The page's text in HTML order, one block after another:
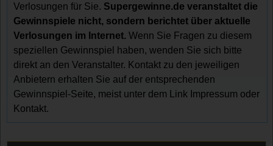
Verlosungen für Sie. Supergewinne.de veranstaltet die
Gewinnspiele nicht, sondern berichtet über aktuelle
Verlosungen im Internet. Wenn Sie Fragen zu diesem
speziellen Gewinnspiel haben, wenden Sie sich bitte
direkt an den Veranstalter. Kontakt zu den jeweiligen
Anbietern erhalten Sie auf der entsprechenden
Gewinnspiel-Seite, meist unter dem Link Impressum oder
Kontakt.